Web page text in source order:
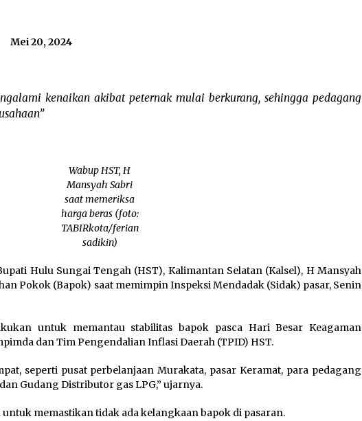
Mei 20, 2024
kenaikan akibat peternak mulai berkurang, sehingga pedagang
Wabup HST, H
Mansyah Sabri
saat memeriksa
harga beras (foto:
TABIRkota/ferian
sadikin)
Hulu Sungai Tengah (HST), Kalimantan Selatan (Kalsel), H Mansyah
Pokok (Bapok) saat memimpin Inspeksi Mendadak (Sidak) pasar, Senin
untuk memantau stabilitas bapok pasca Hari Besar Keagaman
dan Tim Pengendalian Inflasi Daerah (TPID) HST.
seperti pusat perbelanjaan Murakata, pasar Keramat, para pedagang
Gudang Distributor gas LPG,” ujarnya.
memastikan tidak ada kelangkaan bapok di pasaran.